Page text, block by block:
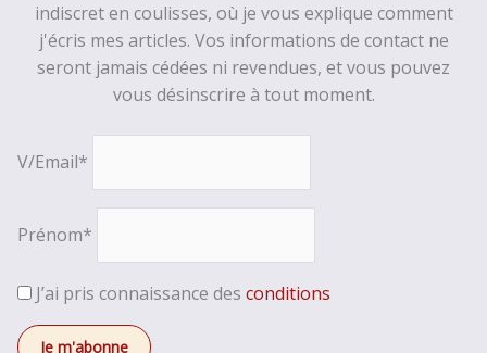
indiscret en coulisses, où je vous explique comment
j'écris mes articles. Vos informations de contact ne
seront jamais cédées ni revendues, et vous pouvez
vous désinscrire à tout moment.
V/Email*
Prénom*
J’ai pris connaissance des conditions